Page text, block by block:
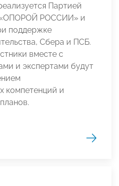
Партией
РОССИИ» и
поддержке
Сбера и ПСБ.
вместе с
и экспертами будут
компетенций и